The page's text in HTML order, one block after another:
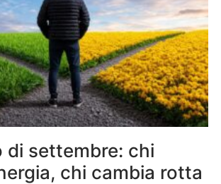
di settembre: chi
chi cambia rotta